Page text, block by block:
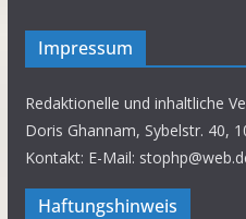
Impressum
Redaktionelle und inhaltliche
Doris Ghannam, Sybelstr. 40,
Kontakt: E-Mail:
Haftungshinweis